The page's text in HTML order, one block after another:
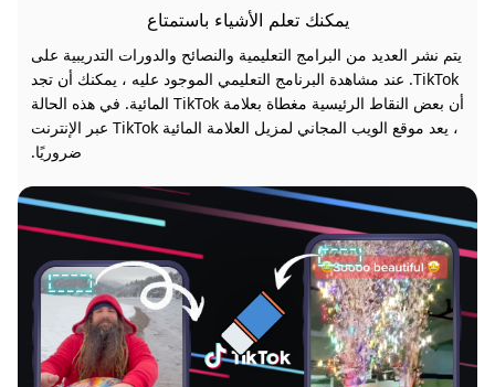
يمكنك تعلم الأشياء باستمتاع
يتم نشر العديد من البرامج التعليمية والنصائح والدورات التدريبية على
TikTok. عند مشاهدة البرنامج التعليمي الموجود عليه ، يمكنك أن تجد
أن بعض النقاط الرئيسية مغطاة بعلامة TikTok المائية. في هذه الحالة
، يعد موقع الويب المجاني لمزيل العلامة المائية TikTok عبر الإنترنت
ضروريًا.